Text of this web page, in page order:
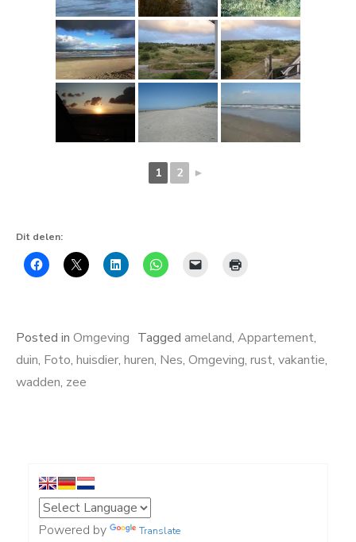
1 2 ►
Dit delen:
Posted in Omgeving Tagged ameland, Appartement,
duin, Foto, huisdier, huren, Nes, Omgeving, rust, vakantie,
wadden, zee
Powered by Translate